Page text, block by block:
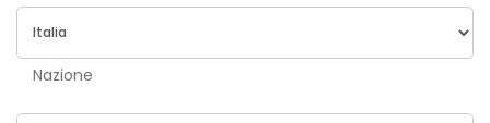
Nazione